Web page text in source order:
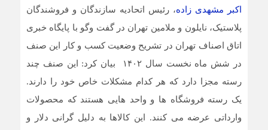
موکب جاماندگان اربعین اتاق اصناف تهران و اتحادیه های
صنفی برپا شد
اکبر مشهدی زاده، رئیس اتحادیه سازندگان و فروشندگان
پلاستیک، نایلون و ملامین تهران در گفت وگو با پایگاه خبری
اتاق اصناف تهران در تشریح وضعیت کسب و کار این صنف
در شش ماه نخست سال ۱۴۰۲ بیان کرد: این صنف چند
رسته مجزا دارد که هر کدام مشکلات خاص خود را دارند.
یک رسته فروشگاه ها و واحد هایی هستند که محصولات
وارداتی عرضه می کنند. این کالاها به دلیل گرانی دلار و